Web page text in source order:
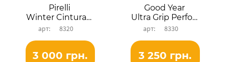
Pirelli
Winter Cinturato
8320
3 000 грн.
Good Year
Ultra Grip Performance SUV
8330
3 250 грн.